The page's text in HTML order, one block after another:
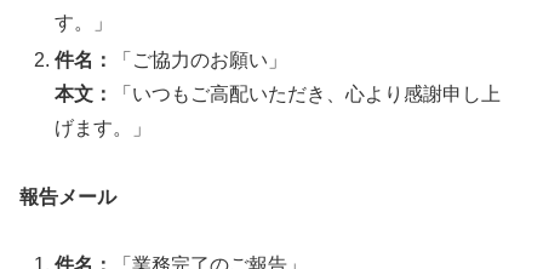
す。」
件名：
「ご協力のお願い」
本文：
「いつもご高配いただき、心より感謝申し上
げます。」
報告メール